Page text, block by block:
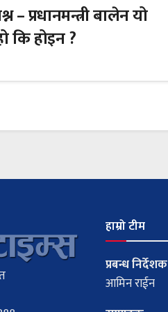
– प्रधानमन्त्री बालेन यो
कि होइन ?
हाम्रो टीम
प्रबन्ध निर्देशक
आमिन राईन